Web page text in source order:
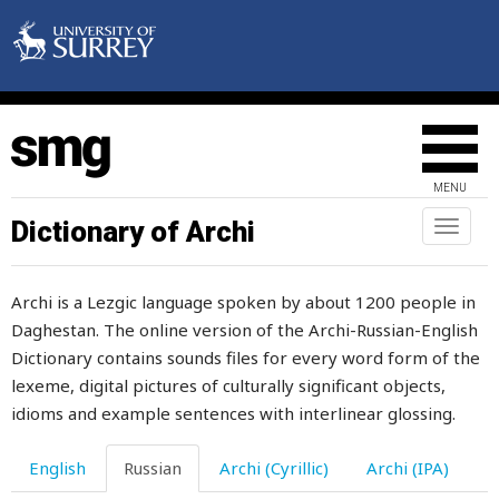
MENU
Toggle
Dictionary of Archi
Archi is a Lezgic language spoken by about 1200 people in
Daghestan. The online version of the Archi-Russian-English
Dictionary contains sounds files for every word form of the
lexeme, digital pictures of culturally significant objects,
idioms and example sentences with interlinear glossing.
English Russian Archi (Cyrillic) Archi (IPA)
студент
ступня
стучать
стыд
стыдно
суббота